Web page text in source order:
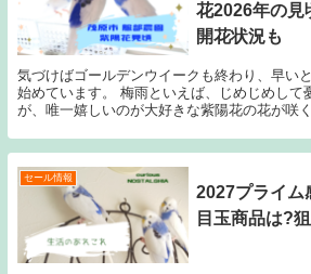
花2026年の見
開花状況も
気づけばゴールデンウイークも終わり、早い
始めています。 梅雨といえば、じめじめして
が、唯一嬉しいのが大好きな紫陽花の花が咲
セール情報
2027プライム
目玉商品は?